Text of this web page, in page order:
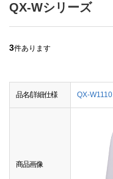
QX-Wシリーズ
3件あります
品名/詳細仕様 QX-W1110
商品画像